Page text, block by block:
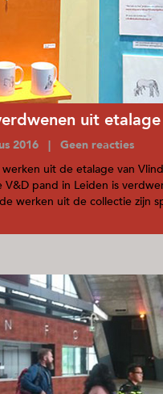
uit
2016 | Geen reacties
werken uit de etalage van
V&D pand in Leiden is
werken uit de collectie zijn